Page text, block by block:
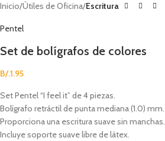
Inicio Útiles de Oficina Escritura
Pentel
Set de bolígrafos de colores
B/.1.95
Set Pentel “I feel it” de 4 piezas.
Bolígrafo retráctil de punta mediana (1.0) mm.
Proporciona una escritura suave sin manchas.
Incluye soporte suave libre de látex.